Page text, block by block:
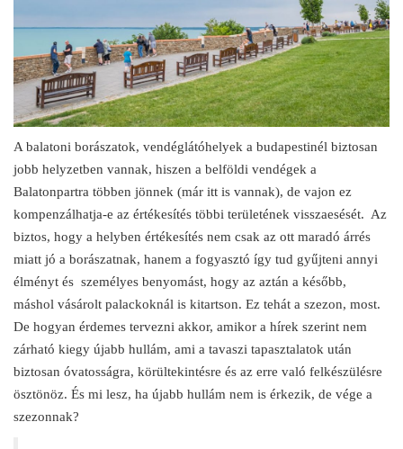
A balatoni borászatok, vendéglátóhelyek a budapestinél biztosan
jobb helyzetben vannak, hiszen a belföldi vendégek a
Balatonpartra többen jönnek (már itt is vannak), de vajon ez
kompenzálhatja-e az értékesítés többi területének visszaesését. Az
biztos, hogy a helyben értékesítés nem csak az ott maradó árrés
miatt jó a borászatnak, hanem a fogyasztó így tud gyűjteni annyi
élményt és személyes benyomást, hogy az aztán a később,
máshol vásárolt palackoknál is kitartson. Ez tehát a szezon, most.
De hogyan érdemes tervezni akkor, amikor a hírek szerint nem
zárható kiegy újabb hullám, ami a tavaszi tapasztalatok után
biztosan óvatosságra, körültekintésre és az erre való felkészülésre
ösztönöz. És mi lesz, ha újabb hullám nem is érkezik, de vége a
szezonnak?